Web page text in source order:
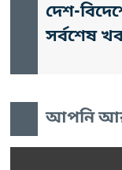
দেশ-
সর্বশেষ
আপনি